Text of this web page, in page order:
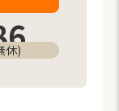
休)